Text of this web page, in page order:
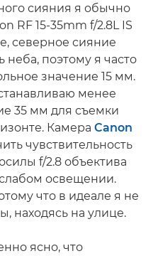
сияния я обычно
RF 15-35mm f/2.8L IS
северное сияние
неба, поэтому я часто
значение 15 мм.
менее
35 мм для съемки
Камера Canon
чувствительность
f/2.8 объектива
освещении.
что в идеале я не
находясь на улице.
ясно, что